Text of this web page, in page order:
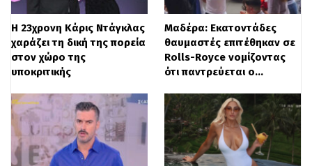
Robert Longo και Alexander Calder,
δημιούργησαν έναν διάλογο με τους
καλεσμένους. Σε αντίθεση με τις
παραδοσιακές γκαλερί, εδώ δεν υπάρχουν
τοίχοι που απομονώνουν τα εκθέματα· τα
έργα τέχνης συνυπάρχουν με τον
επισκέπτη καθ’ όλη τη διάρκεια της
Η 23χρονη Κάρις Ντάγκλας
χαράζει τη δική της πορεία
στον χώρο της
υποκριτικής
Μαδέρα: Εκατοντάδες
θαυμαστές επιτέθηκαν σε
Rolls-Royce νομίζοντας
ότι παντρεύεται ο…